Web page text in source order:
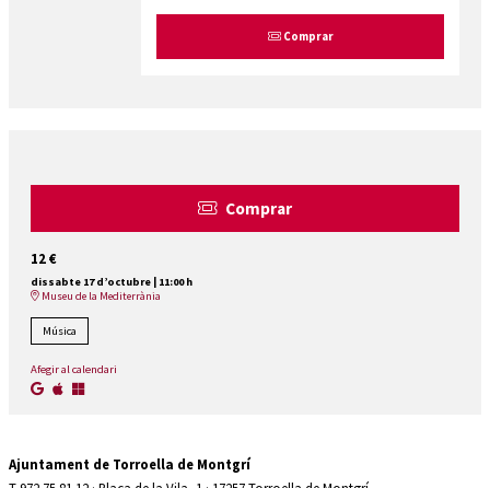
Comprar
Comprar
12 €
dissabte 17 d’octubre
11:00 h
Museu de la Mediterrània
Música
Afegir al calendari
Ajuntament de Torroella de Montgrí